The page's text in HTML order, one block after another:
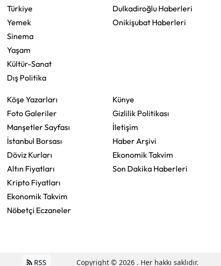
Türkiye
Yemek
Sinema
Yaşam
Kültür-Sanat
Dış Politika
Dulkadiroğlu Haberleri
Onikişubat Haberleri
Köşe Yazarları
Foto Galeriler
Manşetler Sayfası
İstanbul Borsası
Döviz Kurları
Altın Fiyatları
Kripto Fiyatları
Ekonomik Takvim
Nöbetçi Eczaneler
Künye
Gizlilik Politikası
İletişim
Haber Arşivi
Ekonomik Takvim
Son Dakika Haberleri
RSS Copyright © 2026 . Her hakkı saklıdır.